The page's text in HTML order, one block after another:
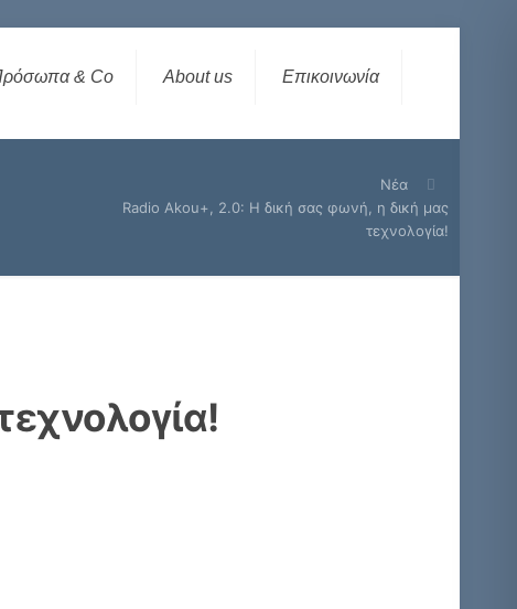
& Co About us Επικοινωνία
Νέα
Radio Akou+, 2.0: Η δική σας φωνή, η δική μας
τεχνολογία!